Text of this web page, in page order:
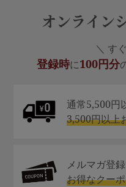
オンライン
＼ す
登録時に100円分
通常5,500円
3,500円以上
メルマガ登
お得なクー